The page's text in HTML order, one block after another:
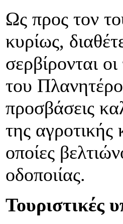
Ως προς τον
κυρίως,
σερβίρονται
του
προσβάσεις
της αγροτικής
οποίες
οδοποιίας.
Τουριστικές